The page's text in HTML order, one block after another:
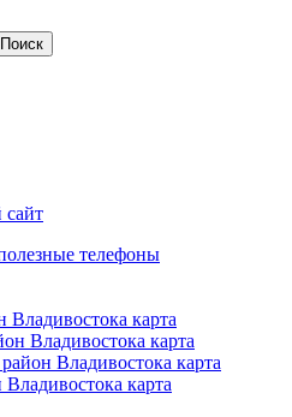
телефоны
карта
Владивостока карта
Владивостока карта
карта